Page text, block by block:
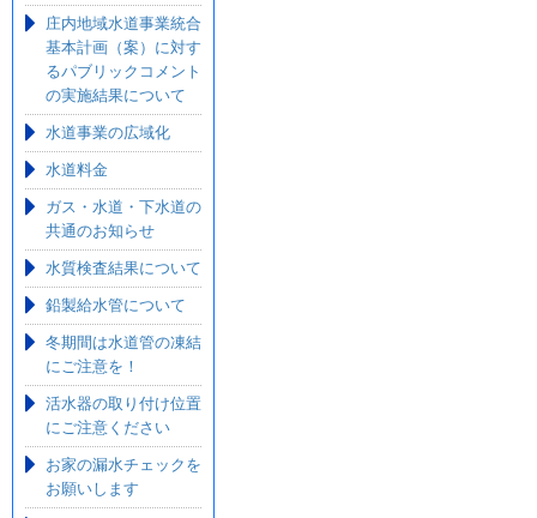
庄内地域水道事業統合
基本計画（案）に対す
るパブリックコメント
の実施結果について
水道事業の広域化
水道料金
ガス・水道・下水道の
共通のお知らせ
水質検査結果について
鉛製給水管について
冬期間は水道管の凍結
にご注意を！
活水器の取り付け位置
にご注意ください
お家の漏水チェックを
お願いします